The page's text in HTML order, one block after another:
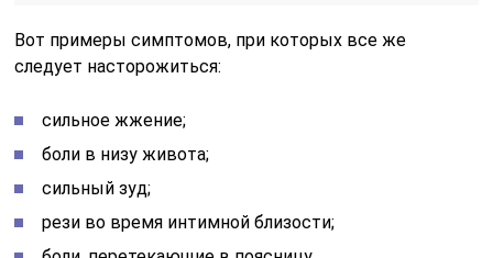
Вот примеры симптомов, при которых все же
следует насторожиться:
сильное жжение;
боли в низу живота;
сильный зуд;
рези во время интимной близости;